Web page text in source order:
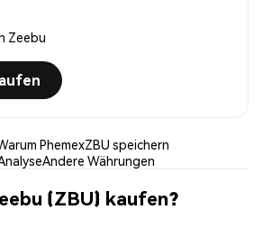
Zeebu
PhemexZBU speichern
Andere Währungen
(ZBU) kaufen?